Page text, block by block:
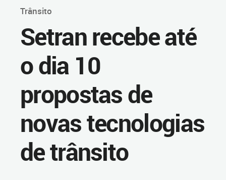
Trânsito
Setran recebe até
o dia 10
propostas de
novas tecnologias
de trânsito